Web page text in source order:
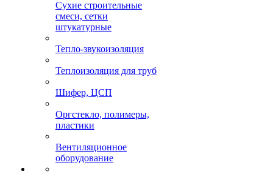
Сухие строительные
смеси, сетки
штукатурные
Тепло-звукоизоляция
Теплоизоляция для труб
Шифер, ЦСП
Оргстекло, полимеры,
пластики
Вентиляционное
оборудование